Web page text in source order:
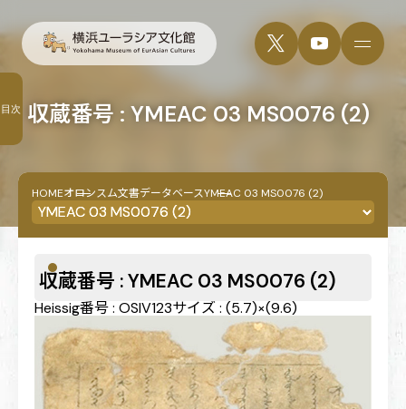
収蔵番号 : YMEAC 03 MS0076 (2)
HOMEオロンスム文書データベースYMEAC 03 MS0076 (2)
収蔵番号 : YMEAC 03 MS0076 (2)
Heissig番号 : OSIV123サイズ : (5.7)×(9.6)
目次